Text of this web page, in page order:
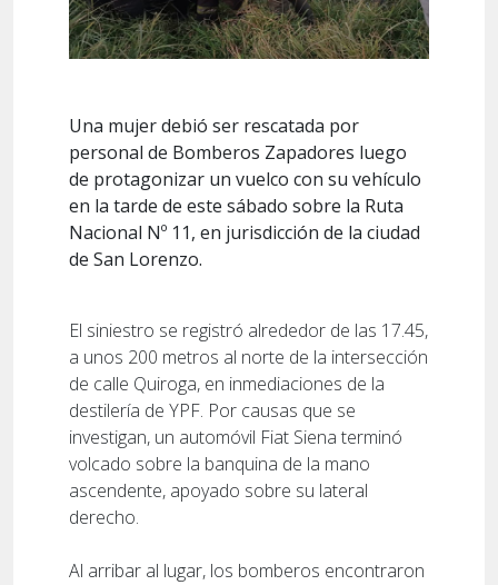
Una mujer debió ser rescatada por
personal de Bomberos Zapadores luego
de protagonizar un vuelco con su vehículo
en la tarde de este sábado sobre la Ruta
Nacional Nº 11, en jurisdicción de la ciudad
de San Lorenzo.
El siniestro se registró alrededor de las 17.45,
a unos 200 metros al norte de la intersección
de calle Quiroga, en inmediaciones de la
destilería de YPF. Por causas que se
investigan, un automóvil Fiat Siena terminó
volcado sobre la banquina de la mano
ascendente, apoyado sobre su lateral
derecho.
Al arribar al lugar, los bomberos encontraron